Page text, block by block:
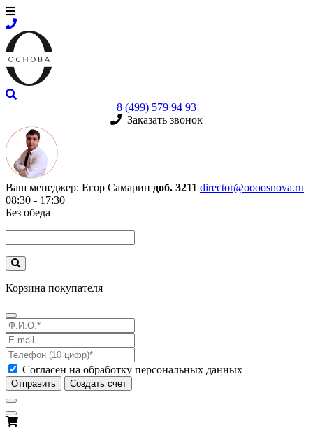
8 (499) 579 94 93
Заказать звонок
Ваш менеджер: Егор Самарин доб. 3211 director@oooosnova.ru
08:30 - 17:30
Без обеда
Корзина покупателя
Согласен на обработку персональных данных
Отправить Создать счет